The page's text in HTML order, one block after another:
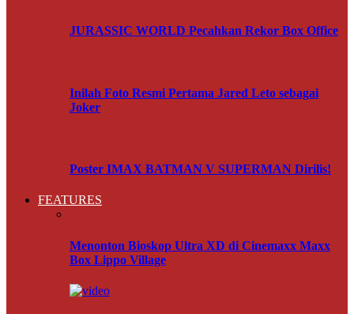
JURASSIC WORLD Pecahkan Rekor Box Office
Inilah Foto Resmi Pertama Jared Leto sebagai
Joker
Poster IMAX BATMAN V SUPERMAN Dirilis!
FEATURES
Menonton Bioskop Ultra XD di Cinemaxx Maxx
Box Lippo Village